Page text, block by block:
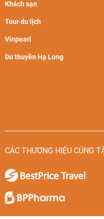
Khách sạn
Tour du lịch
Vinpearl
Du thuyền Hạ Long
CÁC THƯƠNG HIỆU CÙNG